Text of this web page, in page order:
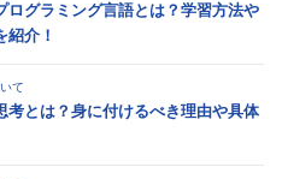
ログラミング言語とは？学習方法や
紹介！
て
考とは？身に付けるべき理由や具体